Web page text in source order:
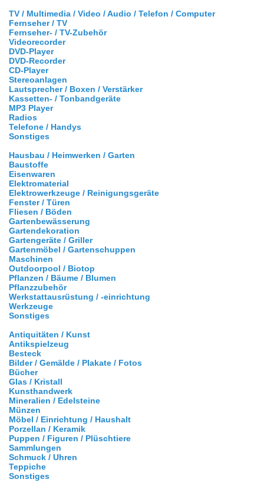
TV / Multimedia / Video / Audio / Telefon / Computer
Fernseher / TV
Fernseher- / TV-Zubehör
Videorecorder
DVD-Player
DVD-Recorder
CD-Player
Stereoanlagen
Lautsprecher / Boxen / Verstärker
Kassetten- / Tonbandgeräte
MP3 Player
Radios
Telefone / Handys
Sonstiges
Hausbau / Heimwerken / Garten
Baustoffe
Eisenwaren
Elektromaterial
Elektrowerkzeuge / Reinigungsgeräte
Fenster / Türen
Fliesen / Böden
Gartenbewässerung
Gartendekoration
Gartengeräte / Griller
Gartenmöbel / Gartenschuppen
Maschinen
Outdoorpool / Biotop
Pflanzen / Bäume / Blumen
Pflanzzubehör
Werkstattausrüstung / -einrichtung
Werkzeuge
Sonstiges
Antiquitäten / Kunst
Antikspielzeug
Besteck
Bilder / Gemälde / Plakate / Fotos
Bücher
Glas / Kristall
Kunsthandwerk
Mineralien / Edelsteine
Münzen
Möbel / Einrichtung / Haushalt
Porzellan / Keramik
Puppen / Figuren / Plüschtiere
Sammlungen
Schmuck / Uhren
Teppiche
Sonstiges